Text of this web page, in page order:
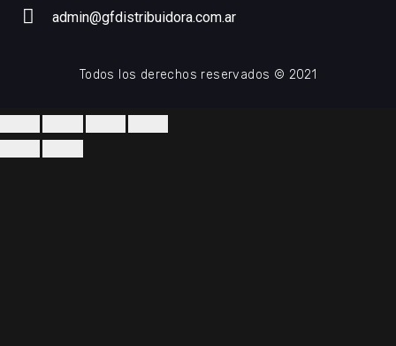
admin@gfdistribuidora.com.ar
Todos los derechos reservados © 2021